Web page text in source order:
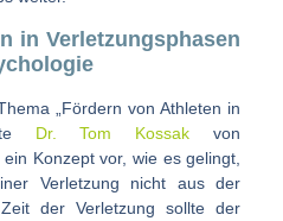
in Verletzungsphasen
„Fördern von Athleten in
Dr. Tom Kossak von
ein Konzept vor, wie es gelingt,
Verletzung nicht aus der
der Verletzung sollte der